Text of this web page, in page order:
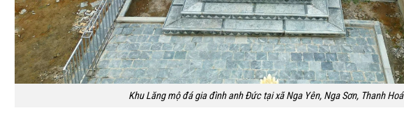
Khu Lăng mộ đá gia đình anh Đức tại xã Nga Yên, Nga Sơn, Thanh Hoá